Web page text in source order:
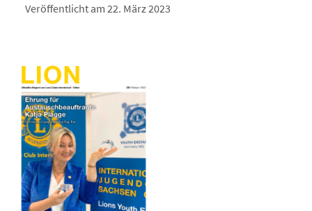
Veröffentlicht am 22. März 2023